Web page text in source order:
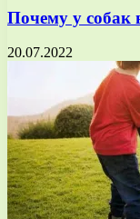
Почему у собак
20.07.2022